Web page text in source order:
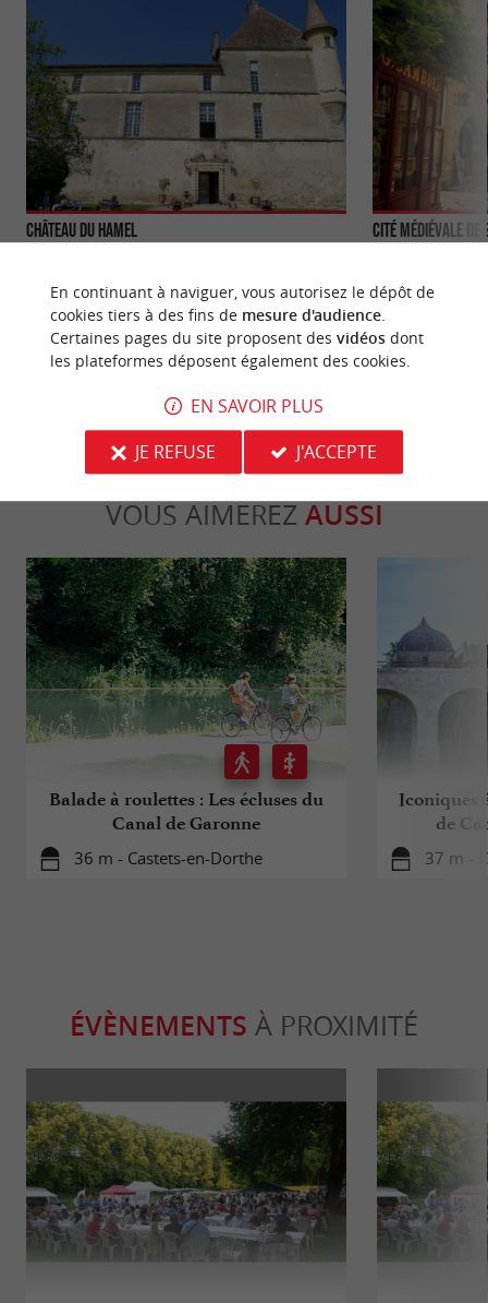
Château du Hamel
offre un point de vue hors ...
596 m - Castets-en-Dorthe
Cité médiévale
moyenâgeux,
6,1 km -
VOUS AIMEREZ AUSSI
Balade à roulettes : Les écluses du
Canal de Garonne
36 m - Castets-en-Dorthe
Iconiques
de
37 m -
ÉVÈNEMENTS À PROXIMITÉ
En continuant à naviguer, vous autorisez le dépôt de
cookies tiers à des fins de mesure d'audience.
Certaines pages du site proposent des vidéosdont
les plateformes déposent également des cookies.
EN SAVOIR PLUS
JE REFUSE
J'ACCEPTE